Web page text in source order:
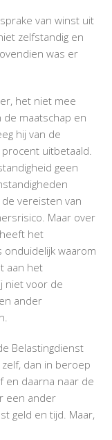
van winst uit
zelfstandig en
was er
het niet mee
maatschap en
hij van de
uitbetaald.
geen
vereisten van
Maar over
het
waarom
aan het
niet voor de
ander
Belastingdienst
dan in beroep
en daarna naar de
een ander
geld en tijd. Maar,